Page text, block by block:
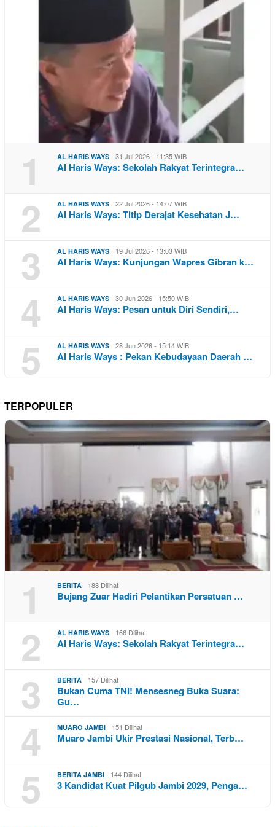
1 AL HARIS WAYS 31 Jul 2026 - 11:35 WIB
Al Haris Ways: Sekolah Rakyat Terintegra…
2 AL HARIS WAYS 22 Jul 2026 - 14:07 WIB
Al Haris Ways: Titip Derajat Kesehatan J…
3 AL HARIS WAYS 19 Jul 2026 - 13:03 WIB
Al Haris Ways: Kunjungan Wapres Gibran k…
4 AL HARIS WAYS 30 Jun 2026 - 15:50 WIB
Al Haris Ways: Pesan untuk Diri Sendiri,…
5 AL HARIS WAYS 28 Jun 2026 - 15:14 WIB
Al Haris Ways : Pekan Kebudayaan Daerah …
TERPOPULER
1 BERITA 188 Dilihat
Bujang Zuar Hadiri Pelantikan Persatuan …
2 AL HARIS WAYS 166 Dilihat
Al Haris Ways: Sekolah Rakyat Terintegra…
3 BERITA 157 Dilihat
Bukan Cuma TNI! Mensesneg Buka Suara:
Gu…
4 MUARO JAMBI 151 Dilihat
Muaro Jambi Ukir Prestasi Nasional, Terb…
5 BERITA JAMBI 144 Dilihat
3 Kandidat Kuat Pilgub Jambi 2029, Penga…